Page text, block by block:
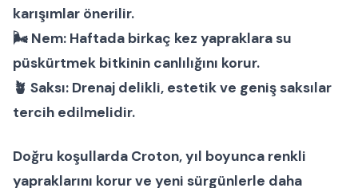
karışımlar önerilir.
🌬 Nem: Haftada birkaç kez yapraklara su
püskürtmek bitkinin canlılığını korur.
🪴 Saksı: Drenaj delikli, estetik ve geniş saksılar
tercih edilmelidir.
Doğru koşullarda Croton, yıl boyunca renkli
yapraklarını korur ve yeni sürgünlerle daha